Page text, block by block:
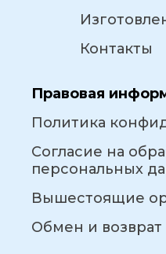
Контакты
Правовая
Политика
Согласие на
персональных
Вышестоящие
Обмен и возврат